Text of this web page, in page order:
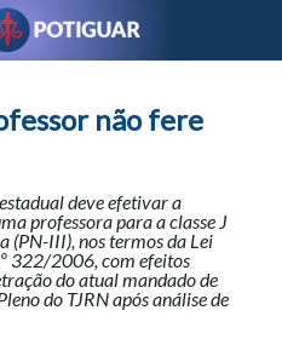
não fere
deve efetivar a
professora para a classe J
(PN-III), nos termos da Lei
322/2006, com efeitos
do atual mandado de
do TJRN após análise de